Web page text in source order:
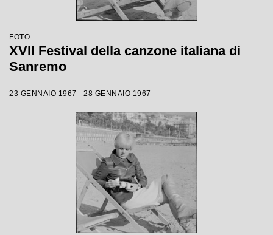
FOTO
XVII Festival della canzone italiana di
Sanremo
23 GENNAIO 1967 - 28 GENNAIO 1967